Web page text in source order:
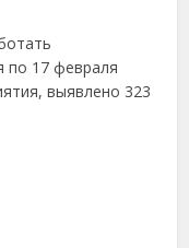
по 17 февраля
выявлено 323